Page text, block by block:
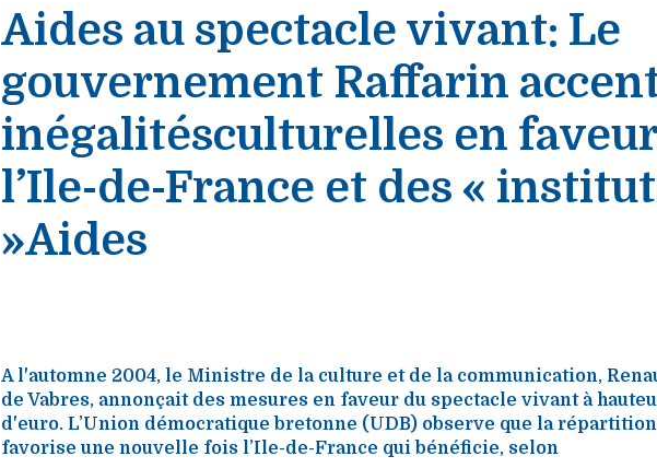
Aides au spectacle vivant: Le
gouvernement Raffarin
inégalitésculturelles en
l’Ile-de-France et des «
»Aides
A l'automne 2004, le Ministre de la culture et de la communication,
de Vabres, annonçait des mesures en faveur du spectacle vivant à
d'euro. L’Union démocratique bretonne (UDB) observe que la
favorise une nouvelle fois l’Ile-de-France qui bénéficie, selon